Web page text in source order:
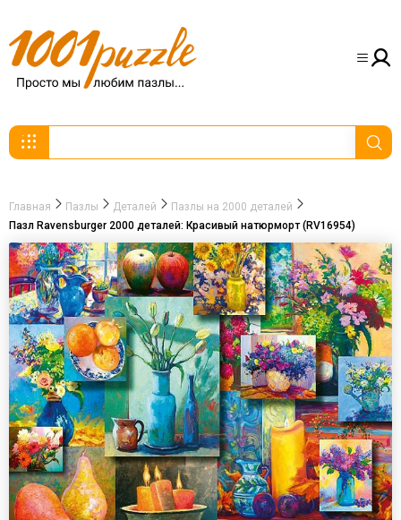
Главная Пазлы Деталей
Пазлы на 2000 деталей
Пазл Ravensburger 2000 деталей: Красивый натюрморт (RV16954)